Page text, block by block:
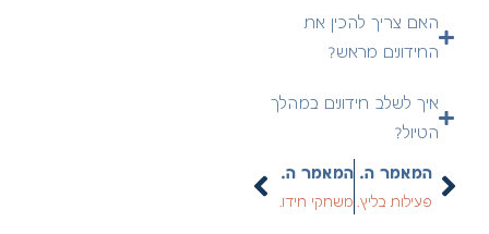
האם צריך להכין את
החידונים מראש?
איך לשלב חידונים במהלך
הטיול?
המאמר הקודם המאמר הבא